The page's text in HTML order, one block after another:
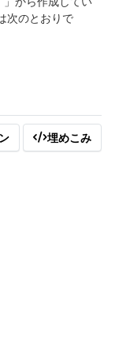
次のとおりで
埋めこみ